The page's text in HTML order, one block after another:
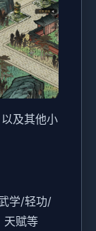
及其他小
学/轻功/
天赋等